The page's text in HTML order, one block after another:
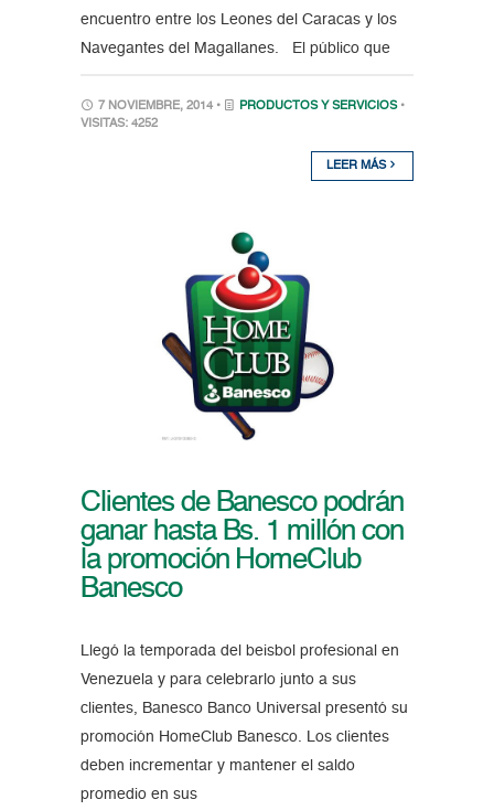
encuentro entre los Leones del Caracas y los
Navegantes del Magallanes. El público que
7 NOVIEMBRE, 2014 • PRODUCTOS Y SERVICIOS •
VISITAS: 4252
LEER MÁS
Clientes de Banesco podrán
ganar hasta Bs. 1 millón con
la promoción HomeClub
Banesco
Llegó la temporada del beisbol profesional en
Venezuela y para celebrarlo junto a sus
clientes, Banesco Banco Universal presentó su
promoción HomeClub Banesco. Los clientes
deben incrementar y mantener el saldo
promedio en sus